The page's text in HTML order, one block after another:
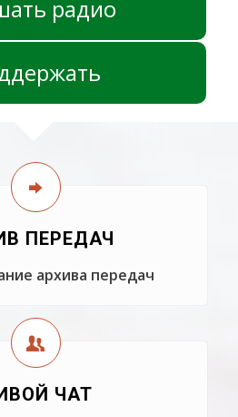
радио
ПЕРЕДАЧ
архива передач
ЧАТ